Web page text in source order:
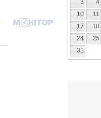
3
4
10
11
17
18
24
25
31